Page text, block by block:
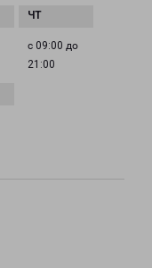
с 09:00 до
21:00